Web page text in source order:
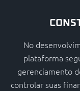
No
plataforma
gerenciamento
controlar suas